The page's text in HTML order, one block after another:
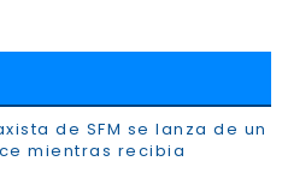
de SFM se lanza de un
mientras recibia